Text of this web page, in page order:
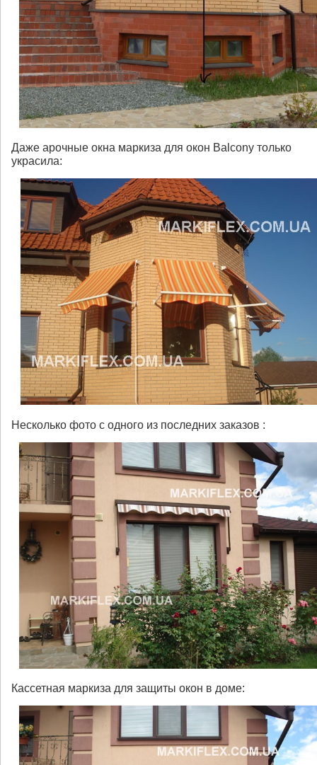
Даже арочные окна маркиза для окон Balcony только
украсила:
Несколько фото с одного из последних заказов :
Кассетная маркиза для защиты окон в доме: